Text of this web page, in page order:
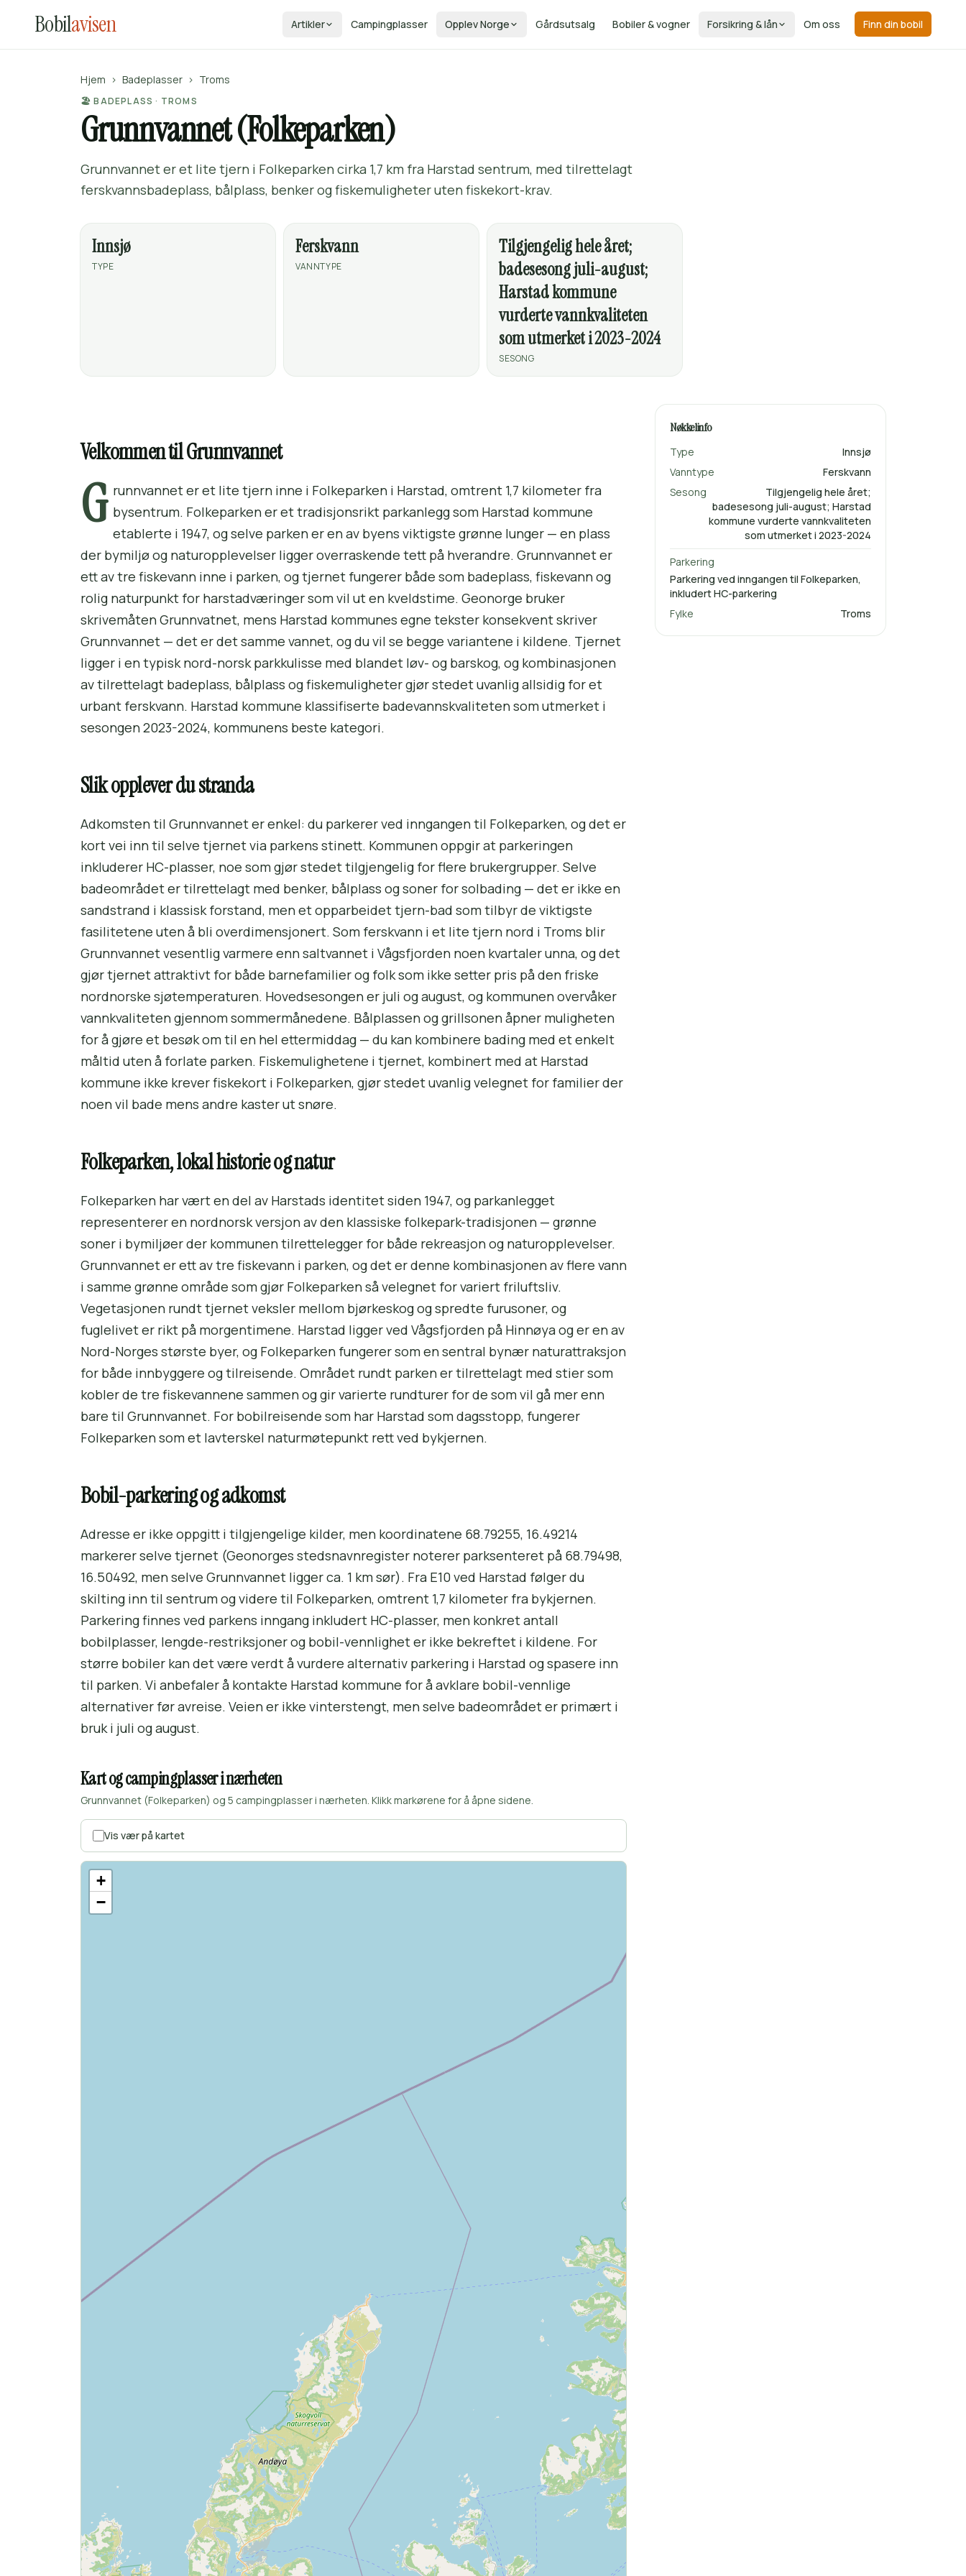
Bobilavisen Artikler Campingplasser Opplev Norge Gårdsutsalg Bobiler & vogner Forsikring & lån Om oss Finn din bobil
Hjem › Badeplasser › Troms
🏖️ BADEPLASS · TROMS
Grunnvannet (Folkeparken)
Grunnvannet er et lite tjern i Folkeparken cirka 1,7 km fra Harstad sentrum, med tilrettelagt
ferskvannsbadeplass, bålplass, benker og fiskemuligheter uten fiskekort-krav.
Innsjø
TYPE
Ferskvann
VANNTYPE
Tilgjengelig hele året;
badesesong juli-august;
Harstad kommune
vurderte vannkvaliteten
som utmerket i 2023-2024
SESONG
Velkommen til Grunnvannet
G runnvannet er et lite tjern inne i Folkeparken i Harstad, omtrent 1,7 kilometer fra
bysentrum. Folkeparken er et tradisjonsrikt parkanlegg som Harstad kommune
etablerte i 1947, og selve parken er en av byens viktigste grønne lunger — en plass
der bymiljø og naturopplevelser ligger overraskende tett på hverandre. Grunnvannet er
ett av tre fiskevann inne i parken, og tjernet fungerer både som badeplass, fiskevann og
rolig naturpunkt for harstadværinger som vil ut en kveldstime. Geonorge bruker
skrivemåten Grunnvatnet, mens Harstad kommunes egne tekster konsekvent skriver
Grunnvannet — det er det samme vannet, og du vil se begge variantene i kildene. Tjernet
ligger i en typisk nord-norsk parkkulisse med blandet løv- og barskog, og kombinasjonen
av tilrettelagt badeplass, bålplass og fiskemuligheter gjør stedet uvanlig allsidig for et
urbant ferskvann. Harstad kommune klassifiserte badevannskvaliteten som utmerket i
sesongen 2023-2024, kommunens beste kategori.
Slik opplever du stranda
Adkomsten til Grunnvannet er enkel: du parkerer ved inngangen til Folkeparken, og det er
kort vei inn til selve tjernet via parkens stinett. Kommunen oppgir at parkeringen
inkluderer HC-plasser, noe som gjør stedet tilgjengelig for flere brukergrupper. Selve
badeområdet er tilrettelagt med benker, bålplass og soner for solbading — det er ikke en
sandstrand i klassisk forstand, men et opparbeidet tjern-bad som tilbyr de viktigste
fasilitetene uten å bli overdimensjonert. Som ferskvann i et lite tjern nord i Troms blir
Grunnvannet vesentlig varmere enn saltvannet i Vågsfjorden noen kvartaler unna, og det
gjør tjernet attraktivt for både barnefamilier og folk som ikke setter pris på den friske
nordnorske sjøtemperaturen. Hovedsesongen er juli og august, og kommunen overvåker
vannkvaliteten gjennom sommermånedene. Bålplassen og grillsonen åpner muligheten
for å gjøre et besøk om til en hel ettermiddag — du kan kombinere bading med et enkelt
måltid uten å forlate parken. Fiskemulighetene i tjernet, kombinert med at Harstad
kommune ikke krever fiskekort i Folkeparken, gjør stedet uvanlig velegnet for familier der
noen vil bade mens andre kaster ut snøre.
Folkeparken, lokal historie og natur
Folkeparken har vært en del av Harstads identitet siden 1947, og parkanlegget
representerer en nordnorsk versjon av den klassiske folkepark-tradisjonen — grønne
soner i bymiljøer der kommunen tilrettelegger for både rekreasjon og naturopplevelser.
Grunnvannet er ett av tre fiskevann i parken, og det er denne kombinasjonen av flere vann
i samme grønne område som gjør Folkeparken så velegnet for variert friluftsliv.
Vegetasjonen rundt tjernet veksler mellom bjørkeskog og spredte furusoner, og
fuglelivet er rikt på morgentimene. Harstad ligger ved Vågsfjorden på Hinnøya og er en av
Nord-Norges største byer, og Folkeparken fungerer som en sentral bynær naturattraksjon
for både innbyggere og tilreisende. Området rundt parken er tilrettelagt med stier som
kobler de tre fiskevannene sammen og gir varierte rundturer for de som vil gå mer enn
bare til Grunnvannet. For bobilreisende som har Harstad som dagsstopp, fungerer
Folkeparken som et lavterskel naturmøtepunkt rett ved bykjernen.
Bobil-parkering og adkomst
Adresse er ikke oppgitt i tilgjengelige kilder, men koordinatene 68.79255, 16.49214
markerer selve tjernet (Geonorges stedsnavnregister noterer parksenteret på 68.79498,
16.50492, men selve Grunnvannet ligger ca. 1 km sør). Fra E10 ved Harstad følger du
skilting inn til sentrum og videre til Folkeparken, omtrent 1,7 kilometer fra bykjernen.
Parkering finnes ved parkens inngang inkludert HC-plasser, men konkret antall
bobilplasser, lengde-restriksjoner og bobil-vennlighet er ikke bekreftet i kildene. For
større bobiler kan det være verdt å vurdere alternativ parkering i Harstad og spasere inn
til parken. Vi anbefaler å kontakte Harstad kommune for å avklare bobil-vennlige
alternativer før avreise. Veien er ikke vinterstengt, men selve badeområdet er primært i
bruk i juli og august.
Kart og campingplasser i nærheten
Grunnvannet (Folkeparken) og 5 campingplasser i nærheten. Klikk markørene for å åpne sidene.
Vis vær på kartet
+
−
Nøkkelinfo
Type
Innsjø
Vanntype
Ferskvann
Sesong
Tilgjengelig hele året;
badesesong juli-august; Harstad
kommune vurderte vannkvaliteten
som utmerket i 2023-2024
Parkering
Parkering ved inngangen til Folkeparken,
inkludert HC-parkering
Fylke
Troms